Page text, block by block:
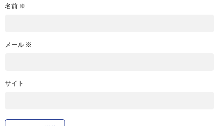
名前 ※
メール ※
サイト